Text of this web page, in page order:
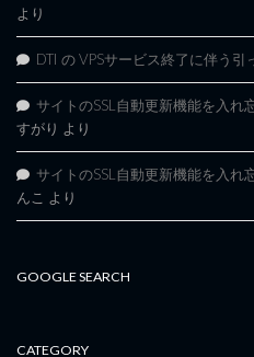
より
DTI の VPSサービス終了に伴う
サイトのSSL自動更新機能を入れ
すがり より
サイトのSSL自動更新機能を入れ
んこ より
GOOGLE SEARCH
CATEGORY